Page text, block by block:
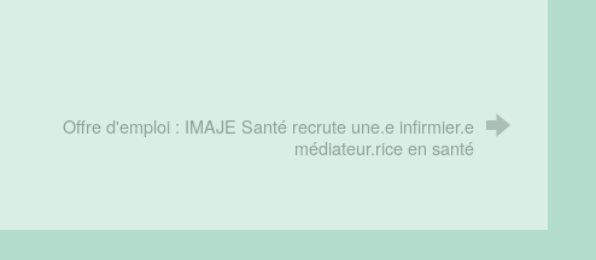
Offre d'emploi : IMAJE Santé recrute une.e infirmier.e
médiateur.rice en santé